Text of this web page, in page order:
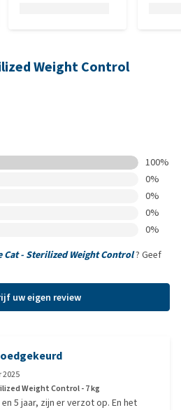
Weight Control
100%
0%
0%
0%
0%
Cat - Sterilized Weight Control? Geef
uw eigen review
2025
Weight Control - 7 kg
5 jaar, zijn er verzot op. En het